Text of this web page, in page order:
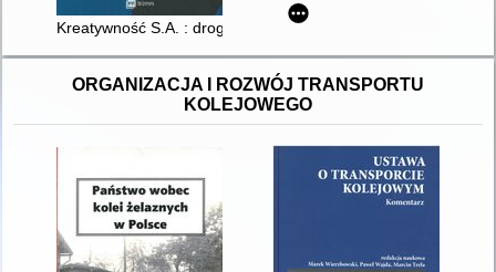
Kreatywność S.A. : droga do prawdziwej inspiracji
ORGANIZACJA I ROZWÓJ TRANSPORTU
KOLEJOWEGO